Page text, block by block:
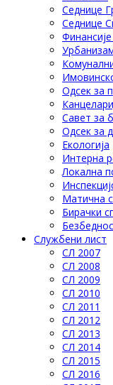
Седнице
Седнице
Одсек за
Савет за
Одсек за
Eкологија
Интерна
Локална
Матична
Бирачки
Службени лист
СЛ 2007
СЛ 2008
СЛ 2009
СЛ 2010
СЛ 2011
СЛ 2012
СЛ 2013
СЛ 2014
СЛ 2015
СЛ 2016